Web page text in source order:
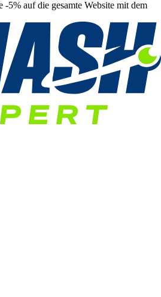
5% auf die gesamte Website mit dem